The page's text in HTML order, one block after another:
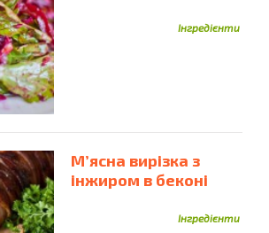
Інгредієнти
М’ясна вирізка з
інжиром в беконі
Інгредієнти